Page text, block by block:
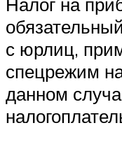
с юрлиц,
спецрежим
данном